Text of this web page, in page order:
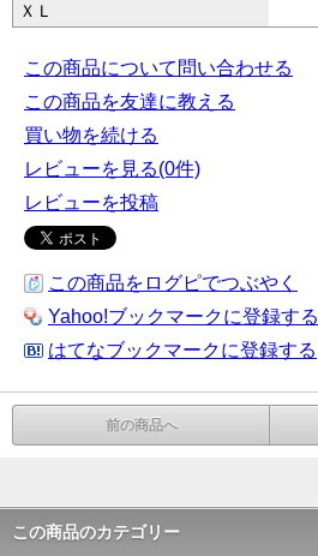
ＸＬ
この商品について問い合わせる
この商品を友達に教える
買い物を続ける
レビューを見る(0件)
レビューを投稿
この商品をログピでつぶやく
Yahoo!ブックマークに登録する
はてなブックマークに登録する
前の商品へ
この商品のカテゴリー